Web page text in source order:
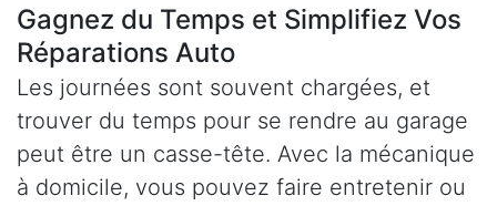
Gagnez du Temps et Simplifiez Vos
Réparations Auto
Les journées sont souvent chargées, et
trouver du temps pour se rendre au garage
peut être un casse-tête. Avec la mécanique
à domicile, vous pouvez faire entretenir ou